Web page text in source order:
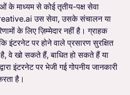
के माध्यम से कोई तृतीय-पक्ष सेवा
उस सेवा, उसके संचालन या
के लिए ज़िम्मेदार नहीं है। ग्राहक
इंटरनेट पर होने वाले प्रसारण सुरक्षित
वे खो सकते हैं, बाधित हो सकते हैं या
इंटरनेट पर भेजी गई गोपनीय जानकारी
है।